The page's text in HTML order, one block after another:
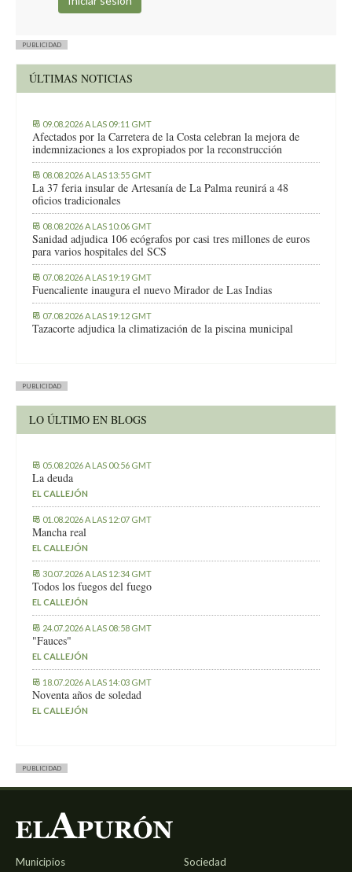
PUBLICIDAD
ÚLTIMAS NOTICIAS
09.08.2026 A LAS 09:11 GMT
Afectados por la Carretera de la Costa celebran la mejora de
indemnizaciones a los expropiados por la reconstrucción
08.08.2026 A LAS 13:55 GMT
La 37 feria insular de Artesanía de La Palma reunirá a 48
oficios tradicionales
08.08.2026 A LAS 10:06 GMT
Sanidad adjudica 106 ecógrafos por casi tres millones de euros
para varios hospitales del SCS
07.08.2026 A LAS 19:19 GMT
Fuencaliente inaugura el nuevo Mirador de Las Indias
07.08.2026 A LAS 19:12 GMT
Tazacorte adjudica la climatización de la piscina municipal
PUBLICIDAD
LO ÚLTIMO EN BLOGS
05.08.2026 A LAS 00:56 GMT
La deuda
EL CALLEJÓN
01.08.2026 A LAS 12:07 GMT
Mancha real
EL CALLEJÓN
30.07.2026 A LAS 12:34 GMT
Todos los fuegos del fuego
EL CALLEJÓN
24.07.2026 A LAS 08:58 GMT
"Fauces"
EL CALLEJÓN
18.07.2026 A LAS 14:03 GMT
Noventa años de soledad
EL CALLEJÓN
PUBLICIDAD
Municipios Sociedad